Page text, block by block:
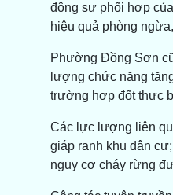
động sự phối hợp
hiệu quả phòng
Phường Đồng Sơn
lượng chức năng
trường hợp đốt thực
Các lực lượng liên
giáp ranh khu dân
nguy cơ cháy rừng